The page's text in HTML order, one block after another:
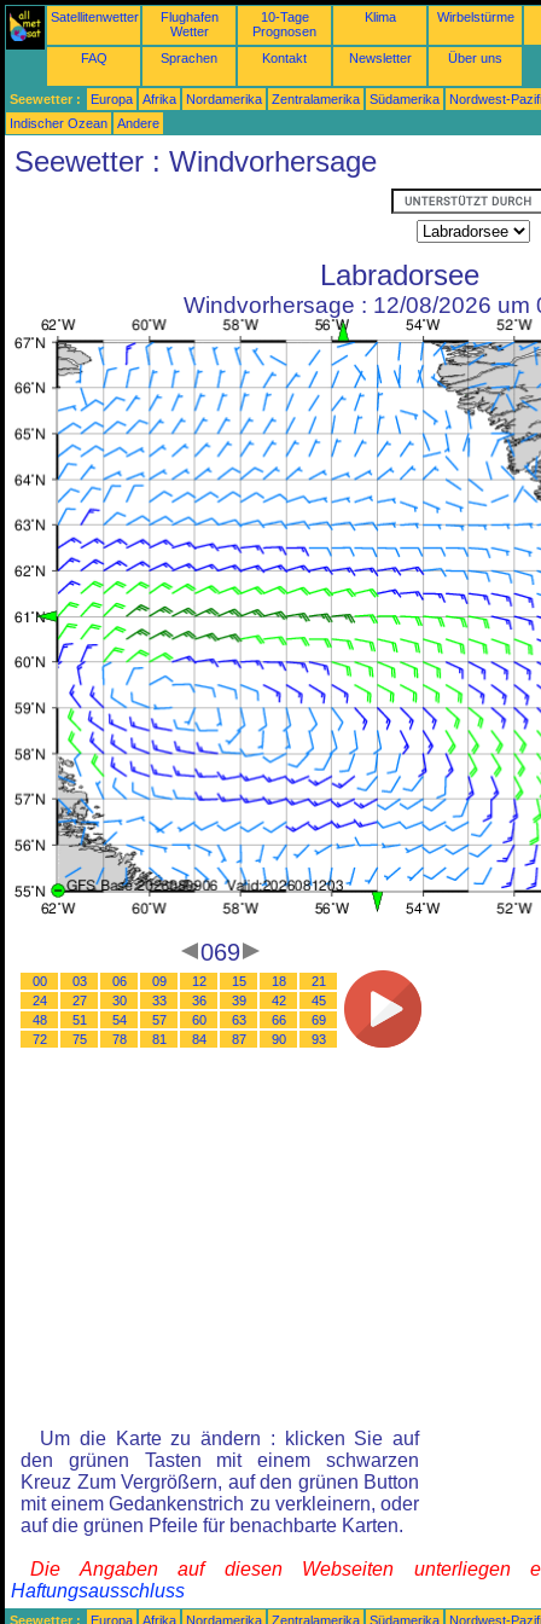
Satellitenwetter
Flughafen
Wetter
10-Tage
Prognosen
Klima Wirbelstürme
FAQ Sprachen Kontakt Newsletter Über uns
Seewetter : Europa Afrika Nordamerika Zentralamerika Südamerika
Nordwest-
Indischer Ozean
Andere
Seewetter : Windvorhersage
Labradorsee
Windvorhersage : 12/08/2026 um
069
00 03 06 09 12 15 18
21
24
27 30 33 36 39 42
45
48
51 54 57 60 63 66
69
72
75 78 81 84 87 90 93
Um die Karte zu ändern : klicken Sie auf
den grünen Tasten mit einem schwarzen
Kreuz Zum Vergrößern, auf den grünen Button
mit einem Gedankenstrich zu verkleinern, oder
auf die grünen Pfeile für benachbarte Karten.
Die Angaben auf diesen Webseiten unterliegen
Haftungsausschluss
Seewetter : Europa Afrika Nordamerika Zentralamerika Südamerika
Nordwest-